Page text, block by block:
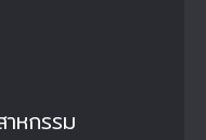
หกรรม